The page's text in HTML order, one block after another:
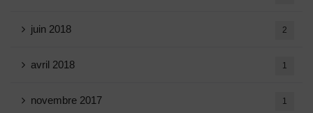
juin 2018 2
avril 2018 1
novembre 2017 1